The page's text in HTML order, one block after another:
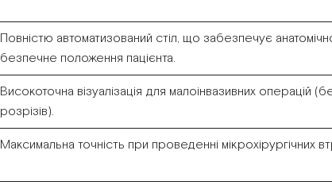
Повністю автоматизований стіл, що забезпечує
безпечне положення пацієнта.
Високоточна візуалізація для малоінвазивних операцій
розрізів).
Максимальна точність при проведенні мікрохірургічних